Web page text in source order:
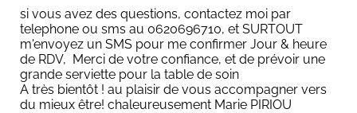
si vous avez des questions, contactez moi par
telephone ou sms au 0620696710, et SURTOUT
m'envoyez un SMS pour me confirmer Jour & heure
de RDV, Merci de votre confiance, et de prévoir une
grande serviette pour la table de soin
A très bientôt ! au plaisir de vous accompagner vers
du mieux être! chaleureusement Marie PIRIOU